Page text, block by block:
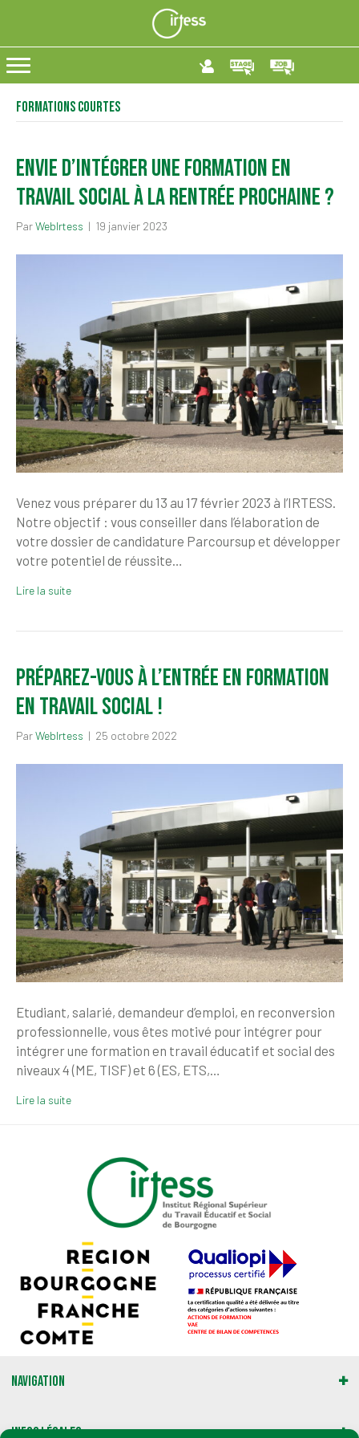
Formations courtes
Envie d’intégrer une formation en
travail social à la rentrée prochaine ?
ParWebIrtess | 19 janvier 2023
Venez vous préparer du 13 au 17 février 2023 à l’IRTESS.
Notre objectif : vous conseiller dans l’élaboration de
votre dossier de candidature Parcoursup et développer
votre potentiel de réussite…
Lire la suite
Préparez-vous à l’entrée en formation
en travail social !
ParWebIrtess | 25 octobre 2022
Etudiant, salarié, demandeur d’emploi, en reconversion
professionnelle, vous êtes motivé pour intégrer pour
intégrer une formation en travail éducatif et social des
niveaux 4 (ME, TISF) et 6 (ES, ETS,…
Lire la suite
Navigation
Infos légales